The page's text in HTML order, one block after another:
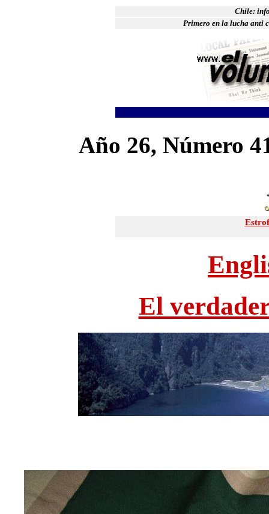
Chile:
Primero en la lucha anti
Año 26, Número
El